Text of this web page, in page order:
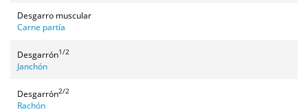
Desgarro muscular
Carne partía
Desgarrón1/2
Janchón
Desgarrón2/2
Rachón